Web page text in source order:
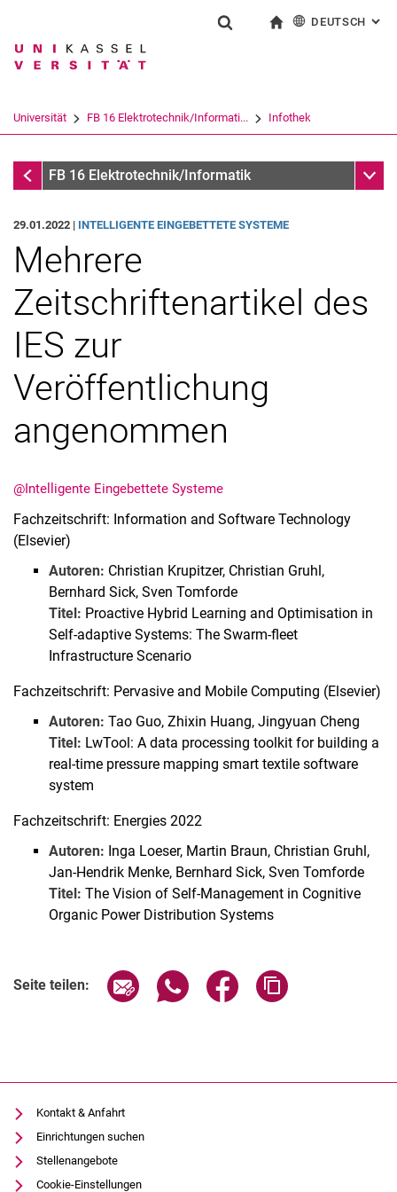
Springe direkt zu: Inhalt
Springe direkt zu: Suche
Springe direkt zu:
Suchbegriff
Suchen (öffnet externen Link in einem
DEUTSCH :
Universität FB 16 Elektrotechnik/Informati... Infothek
InfothekFB 16 Elektrotechnik/Informatik
Aktuelles
Stellenausschreibungen
29.01.2022 | INTELLIGENTE EINGEBETTETE SYSTEME
Mehrere
Zeitschriftenartikel des
IES zur
Veröffentlichung
angenommen
@Intelligente Eingebettete Systeme
Fachzeitschrift: Information and Software Technology
(Elsevier)
Autoren: Christian Krupitzer, Christian Gruhl,
Bernhard Sick, Sven Tomforde
Titel: Proactive Hybrid Learning and Optimisation in
Self-adaptive Systems: The Swarm-fleet
Infrastructure Scenario
Fachzeitschrift: Pervasive and Mobile Computing (Elsevier)
Autoren: Tao Guo, Zhixin Huang, Jingyuan Cheng
Titel: LwTool: A data processing toolkit for building a
real-time pressure mapping smart textile software
system
Fachzeitschrift: Energies 2022
Autoren: Inga Loeser, Martin Braun, Christian Gruhl,
Jan-Hendrik Menke, Bernhard Sick, Sven Tomforde
Titel: The Vision of Self-Management in Cognitive
Organic Power Distribution Systems
Seite teilen: Seite über E-Mail teilen
Seite über WhatsApp teilen
Seite über Facebook
Kontakt & Anfahrt
Einrichtungen suchen
Stellenangebote
Cookie-Einstellungen